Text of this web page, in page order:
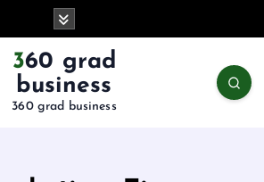
360 grad
business
360 grad business